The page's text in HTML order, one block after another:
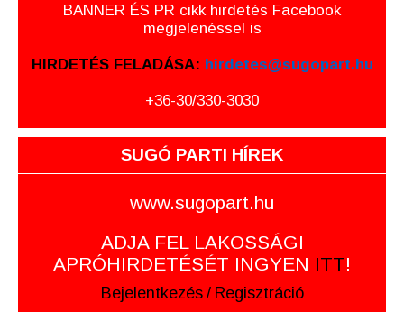
BANNER ÉS PR cikk hirdetés Facebook
megjelenéssel is
HIRDETÉS FELADÁSA: hirdetes@sugopart.hu
+36-30/330-3030
SUGÓ PARTI HÍREK
www.sugopart.hu
ADJA FEL LAKOSSÁGI
APRÓHIRDETÉSÉT INGYEN ITT!
Bejelentkezés / Regisztráció